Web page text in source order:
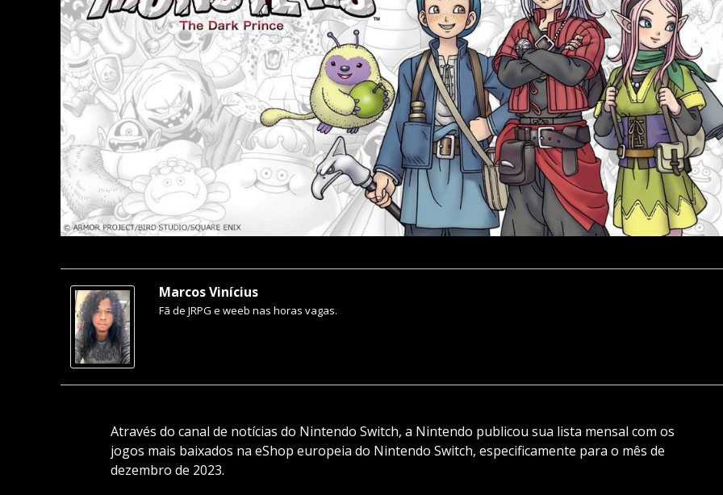
Marcos Vinícius
Fã de JRPG e weeb nas horas vagas.
Através do canal de notícias do Nintendo Switch, a Nintendo publicou sua lista mensal com os
jogos mais baixados na eShop europeia do Nintendo Switch, especificamente para o mês de
dezembro de 2023.